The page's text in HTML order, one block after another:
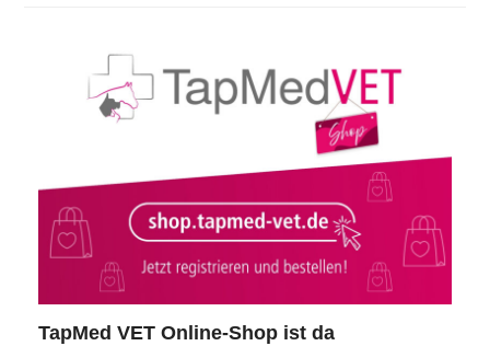
TapMed VET Online-Shop ist da